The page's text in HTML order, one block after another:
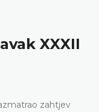
XXXII
zahtjev